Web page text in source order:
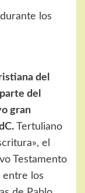
los
del
del
gran
Tertuliano
el
Testamento
entre los